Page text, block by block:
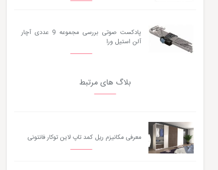
پادکست صوتی بررسی مجموعه 9 عددی آچار
آلن استیل ورا
بلاگ های مرتبط
معرفی مکانیزم ریل کمد تاپ ‌لاین توکار فانتونی